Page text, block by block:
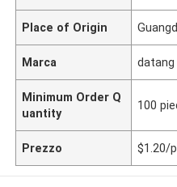
Place of Origin
Marca datang
Minimum Order Q
uantity
100
Prezzo $1.20/